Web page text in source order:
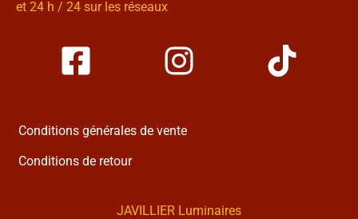
et 24 h / 24 sur les réseaux
Conditions générales de vente
Conditions de retour
JAVILLIER Luminaires